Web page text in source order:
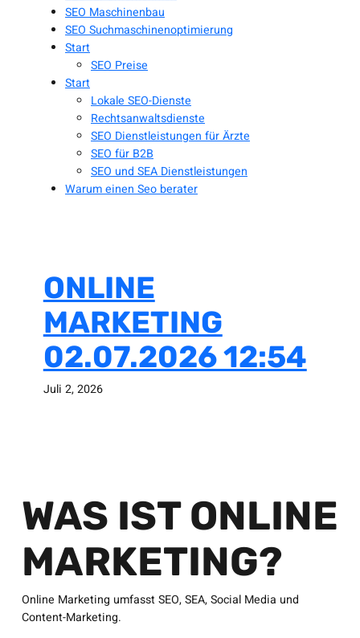
SEO Maschinenbau
SEO Suchmaschinenoptimierung
Start
SEO Preise
Start
Lokale SEO-Dienste
Rechtsanwaltsdienste
SEO Dienstleistungen für Ärzte
SEO für B2B
SEO und SEA Dienstleistungen
Warum einen Seo berater
ONLINE
MARKETING
02.07.2026 12:54
Juli 2, 2026
WAS IST ONLINE
MARKETING?
Online Marketing umfasst SEO, SEA, Social Media und
Content-Marketing.